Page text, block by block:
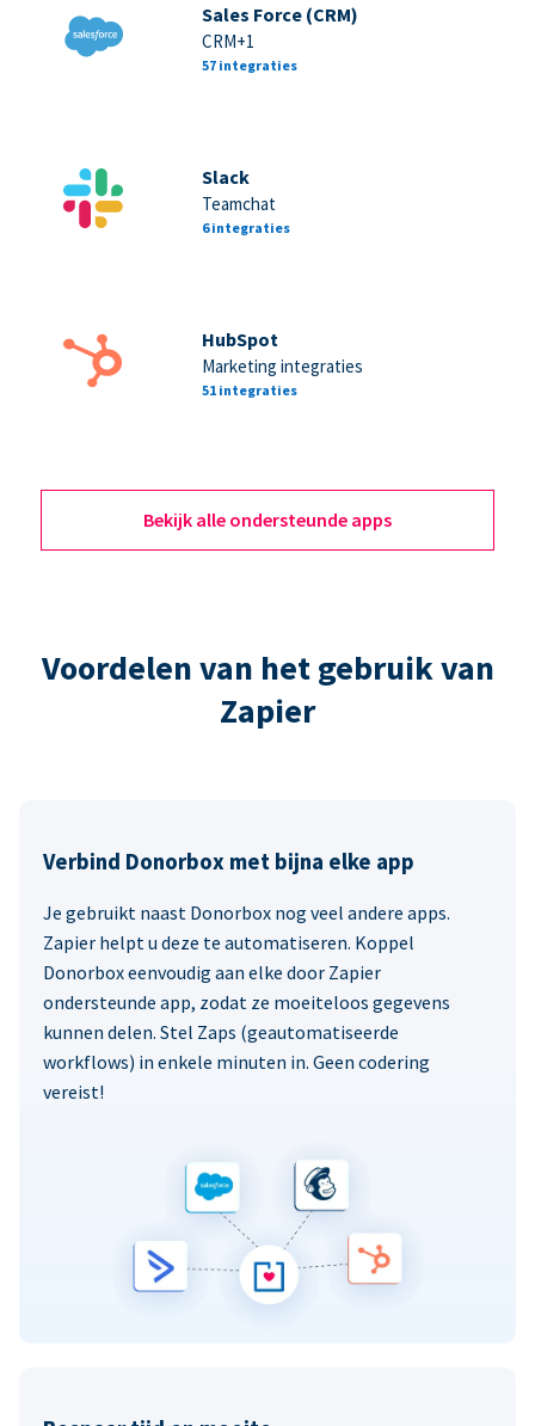
Sales Force (CRM)
CRM+1
57 integraties
Slack
Teamchat
6 integraties
HubSpot
Marketing integraties
51 integraties
Bekijk alle ondersteunde apps
Voordelen van het gebruik van
Zapier
Verbind Donorbox met bijna elke app
Je gebruikt naast Donorbox nog veel andere apps.
Zapier helpt u deze te automatiseren. Koppel
Donorbox eenvoudig aan elke door Zapier
ondersteunde app, zodat ze moeiteloos gegevens
kunnen delen. Stel Zaps (geautomatiseerde
workflows) in enkele minuten in. Geen codering
vereist!